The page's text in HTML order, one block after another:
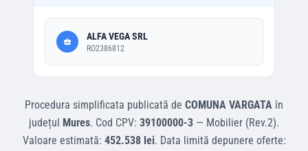
ALFA VEGA SRL
RO2386812
Procedura simplificata publicată de COMUNA VARGATA în
județul Mures. Cod CPV: 39100000-3 — Mobilier (Rev.2).
Valoare estimată: 452.538 lei. Data limită depunere oferte: